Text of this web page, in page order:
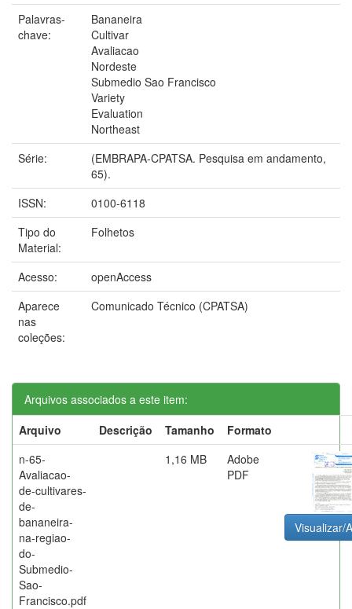
Palavras-
chave:
Bananeira
Cultivar
Avaliacao
Nordeste
Submedio Sao Francisco
Variety
Evaluation
Northeast
Série:
(EMBRAPA-CPATSA. Pesquisa em andamento,
65).
ISSN:
0100-6118
Tipo do
Material:
Folhetos
Acesso:
openAccess
Aparece
nas
coleções:
Comunicado Técnico (CPATSA)
Arquivos associados a este item:
Arquivo
Descrição Tamanho
Formato
n-65-
Avaliacao-
de-cultivares-
de-
bananeira-
na-regiao-
do-
Submedio-
Sao-
Francisco.pdf
1,16 MB
Adobe
PDF
Visualizar/